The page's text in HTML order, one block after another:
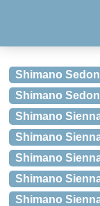
Shimano
Shimano
Shimano
Shimano
Shimano
Shimano
Shimano